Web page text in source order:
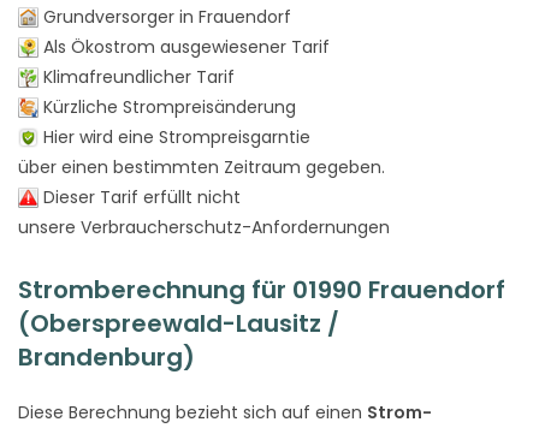
Grundversorger in Frauendorf
Als Ökostrom ausgewiesener Tarif
Klimafreundlicher Tarif
Kürzliche Strompreisänderung
Hier wird eine Strompreisgarntie
über einen bestimmten Zeitraum gegeben.
Dieser Tarif erfüllt nicht
unsere Verbraucherschutz-Anfordernungen
Stromberechnung für 01990 Frauendorf
(Oberspreewald-Lausitz /
Brandenburg)
Diese Berechnung bezieht sich auf einen Strom-